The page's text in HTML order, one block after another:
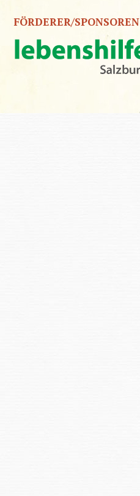
FÖRDERER/SPONSOREN